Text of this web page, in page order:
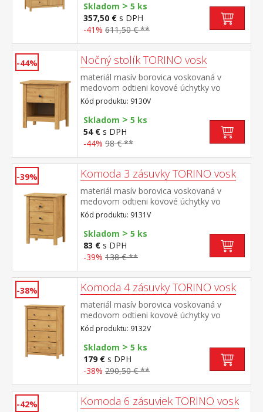
Skladom > 5 ks
357,50 € s DPH
-41% 611,50 € **
-44% Nočný stolík TORINO vosk
materiál masív borovica voskovaná v
medovom odtieni kovové úchytky vo
farebnom prevedení černená mosadz jedna
zásuvka s kovovými pojazdmi
Kód produktu: 9130V
Skladom > 5 ks
54 € s DPH
-44% 98 € **
-39% Komoda 3 zásuvky TORINO vosk
materiál masív borovica voskovaná v
medovom odtieni kovové úchytky vo
farebnom prevedení černená mosadz tri
zásuvky s kovovými pojazdmi
Kód produktu: 9131V
Skladom > 5 ks
83 € s DPH
-39% 138 € **
-38% Komoda 4 zásuvky TORINO vosk
materiál masív borovica voskovaná v
medovom odtieni kovové úchytky vo
farebnom prevedení černená mosadz štyri
zásuvky s kovovými pojazdmi
Kód produktu: 9132V
Skladom > 5 ks
179 € s DPH
-38% 290,50 € **
-42% Komoda 6 zásuviek TORINO vosk